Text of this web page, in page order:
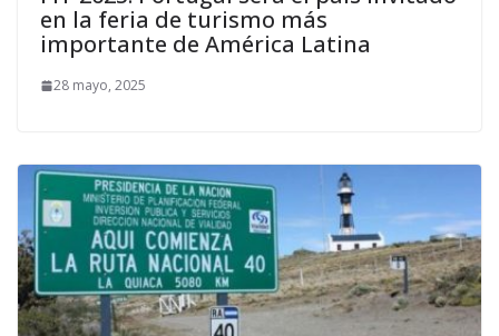
en la feria de turismo más
importante de América Latina
28 mayo, 2025